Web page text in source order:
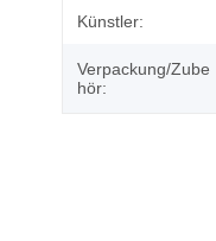
Künstler:
Verpackung/Zube
hör: